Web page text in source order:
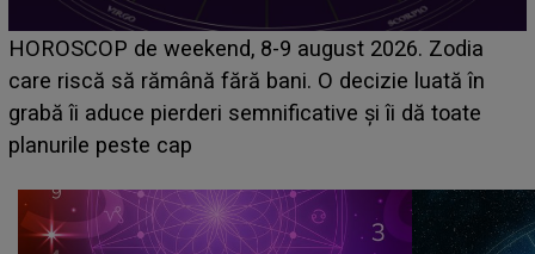
Emanuel a ținut ACEST DETALIU ASCUNS până
acum! În fața Alexandrei, concurentul din Casa Iubirii
face o MĂRTURISIRE NEAȘTEPTATĂ despre mama
sa: "I-am spus și ei în față, eu nu te iubesc pentru